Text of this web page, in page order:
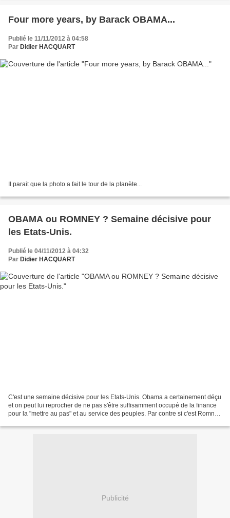
Four more years, by Barack OBAMA...
Publié le 11/11/2012 à 04:58
Par Didier HACQUART
Il parait que la photo a fait le tour de la planète...
OBAMA ou ROMNEY ? Semaine décisive pour
les Etats-Unis.
Publié le 04/11/2012 à 04:32
Par Didier HACQUART
C'est une semaine décisive pour les Etats-Unis. Obama a certainement déçu
et on peut lui reprocher de ne pas s'être suffisamment occupé de la finance
pour la "mettre au pas" et au service des peuples. Par contre si c'est Romney
Publicité